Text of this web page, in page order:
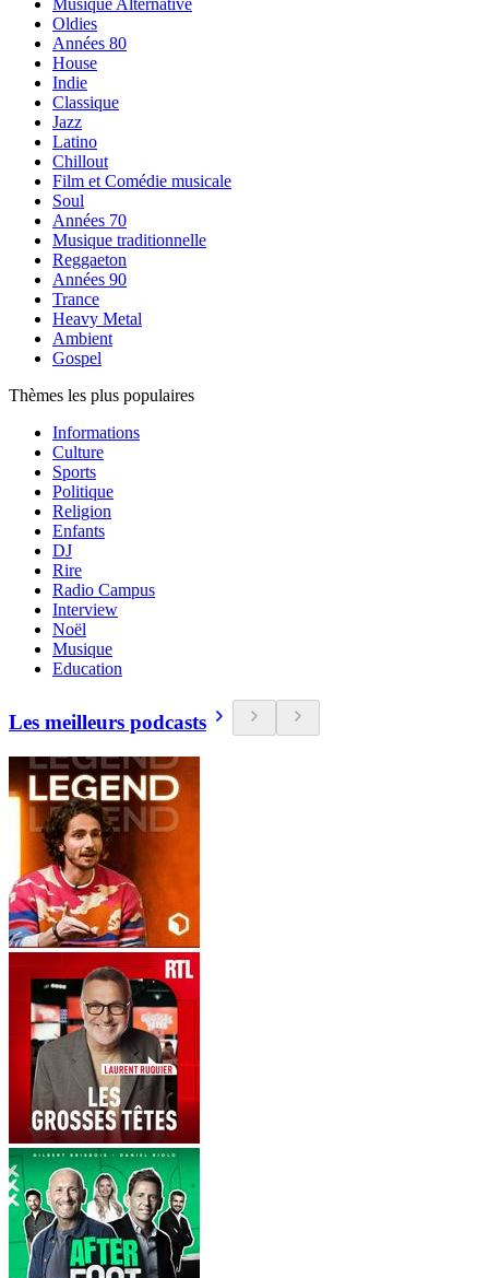
Musique Alternative
Oldies
Années 80
House
Indie
Classique
Jazz
Latino
Chillout
Film et Comédie musicale
Soul
Années 70
Musique traditionnelle
Reggaeton
Années 90
Trance
Heavy Metal
Ambient
Gospel
Thèmes les plus populaires
Informations
Culture
Sports
Politique
Religion
Enfants
DJ
Rire
Radio Campus
Interview
Noël
Musique
Education
Les meilleurs podcasts